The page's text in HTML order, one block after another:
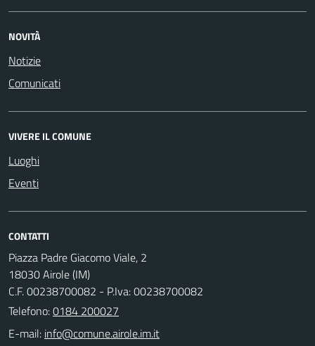
NOVITÀ
Notizie
Comunicati
VIVERE IL COMUNE
Luoghi
Eventi
CONTATTI
Piazza Padre Giacomo Viale, 2
18030 Airole (IM)
C.F. 00238700082 - P.Iva: 00238700082
Telefono:0184 200027
E-mail: